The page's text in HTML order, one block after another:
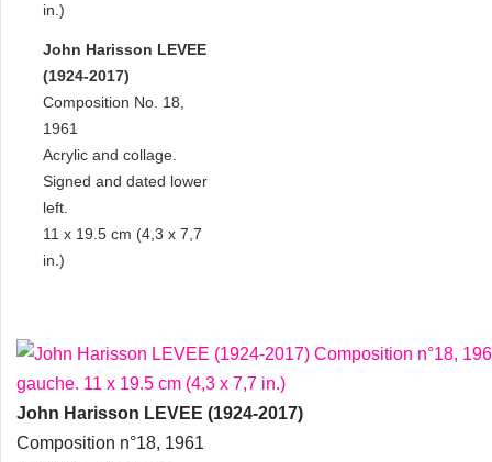
in.)
John Harisson LEVEE
(1924-2017)
Composition No. 18,
1961
Acrylic and collage.
Signed and dated lower
left.
11 x 19.5 cm (4,3 x 7,7
in.)
John Harisson LEVEE (1924-2017)
Composition n°18, 1961